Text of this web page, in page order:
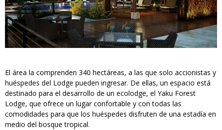
El área la comprenden 340 hectáreas, a las que solo accionistas y
huéspedes del Lodge pueden ingresar. De ellas, un espacio está
destinado para el desarrollo de un ecolodge, el Yaku Forest
Lodge, que ofrece un lugar confortable y con todas las
comodidades para que los huéspedes disfruten de una estadía en
medio del bosque tropical.